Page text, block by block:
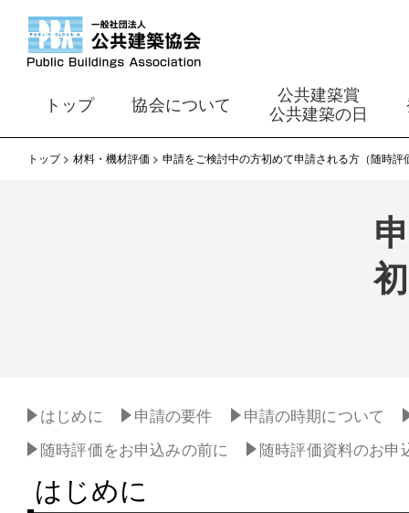
トップ 協会について
公共建築賞
公共建築の日
トップ 材料・機材評価 申請をご検討中の方初めて申請される方（随時評
はじめに 申請の要件
申請の時期について
随時評価をお申込みの前に
随時評価資料のお申
はじめに